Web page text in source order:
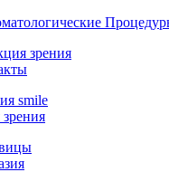
зрения
smile